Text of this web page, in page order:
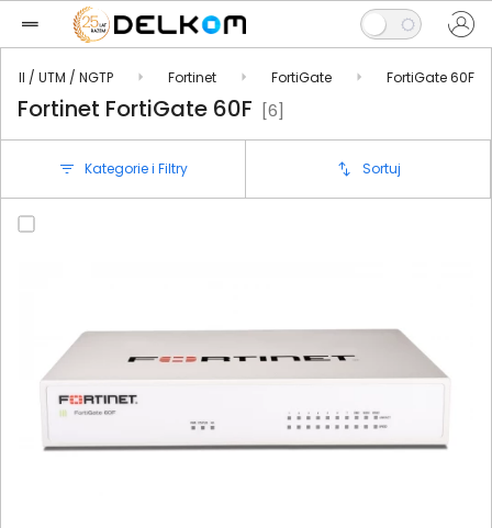
/ UTM / NGTP Fortinet FortiGate FortiGate 60F
Fortinet FortiGate 60F [6]
Kategorie i Filtry Sortuj